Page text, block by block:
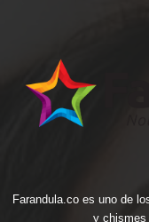
Farandula.co es uno de
y chismes